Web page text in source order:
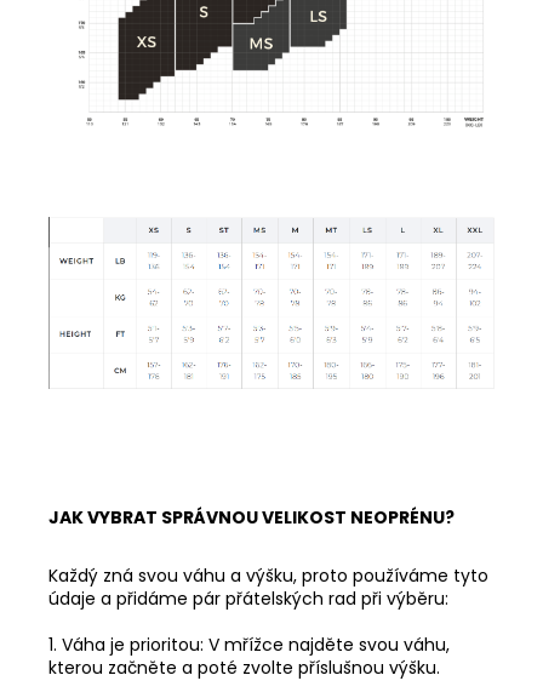
JAK VYBRAT SPRÁVNOU VELIKOST NEOPRÉNU?
Každý zná svou váhu a výšku, proto používáme tyto
údaje a přidáme pár přátelských rad při výběru:
1. Váha je prioritou: V mřížce najděte svou váhu,
kterou začněte a poté zvolte příslušnou výšku.